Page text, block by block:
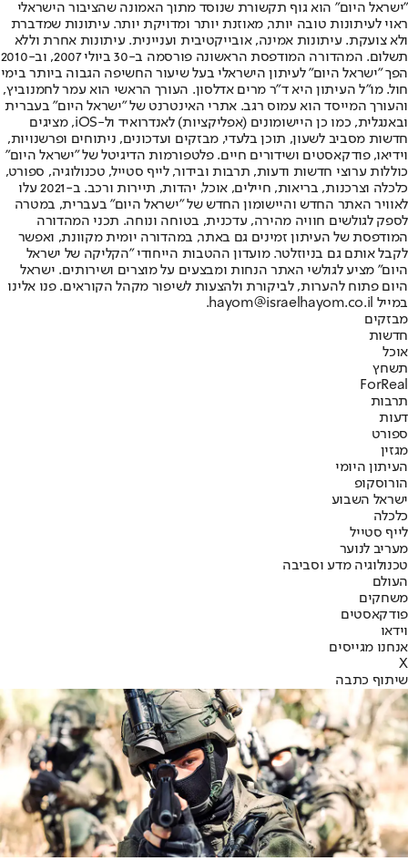
"ישראל היום" הוא גוף תקשורת שנוסד מתוך האמונה שהציבור הישראלי
ראוי לעיתונות טובה יותר, מאוזנת יותר ומדויקת יותר. עיתונות שמדברת
ולא צועקת. עיתונות אמינה, אובייקטיבית ועניינית. עיתונות אחרת וללא
תשלום. המהדורה המודפסת הראשונה פורסמה ב-30 ביולי 2007, וב-2010
הפך "ישראל היום" לעיתון הישראלי בעל שיעור החשיפה הגבוה ביותר בימי
חול. מו"ל העיתון היא ד"ר מרים אדלסון. העורך הראשי הוא עמר לחמנוביץ,
והעורך המייסד הוא עמוס רגב. אתרי האינטרנט של "ישראל היום" בעברית
ובאנגלית, כמו כן היישומונים (אפליקציות) לאנדרואיד ול-iOS, מציגים
חדשות מסביב לשעון, תוכן בלעדי, מבזקים ועדכונים, ניתוחים ופרשנויות,
וידיאו, פודקאסטים ושידורים חיים. פלטפורמות הדיגיטל של "ישראל היום"
כוללות ערוצי חדשות ודעות, תרבות ובידור, לייף סטייל, טכנולוגיה, ספורט,
כלכלה וצרכנות, בריאות, חיילים, אוכל, יהדות, תיירות ורכב. ב-2021 עלו
לאוויר האתר החדש והיישומון החדש של "ישראל היום" בעברית, במטרה
לספק לגולשים חוויה מהירה, עדכנית, בטוחה ונוחה. תכני המהדורה
המודפסת של העיתון זמינים גם באתר, במהדורה יומית מקוונת, ואפשר
לקבל אותם גם בניוזלטר. מועדון ההטבות הייחודי "הקליקה של ישראל
היום" מציע לגולשי האתר הנחות ומבצעים על מוצרים ושירותים. ישראל
היום פתוח להערות, לביקורת ולהצעות לשיפור מקהל הקוראים. פנו אלינו
במייל hayom@israelhayom.co.il.
מבזקים
חדשות
אוכל
תשחץ
ForReal
תרבות
דעות
ספורט
מגזין
העיתון היומי
הורוסקופ
ישראל השבוע
כלכלה
לייף סטייל
מעריב לנוער
טכנולוגיה מדע וסביבה
העולם
משחקים
פודקאסטים
וידאו
אנחנו מגייסים
X
שיתוף כתבה